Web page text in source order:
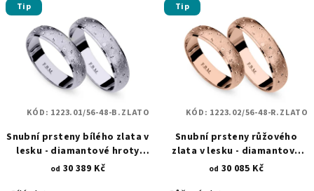
Tip
Snubní prsteny bílého zlata v
lesku - diamantové hroty
1223.1
od 30 389 Kč
KÓD: 1223.01/56-48-B.ZLATO
Tip
Snubní prsteny růžového
zlata v lesku - diamantové
hroty 1223.2
od 30 085 Kč
KÓD: 1223.02/56-48-R.ZLATO